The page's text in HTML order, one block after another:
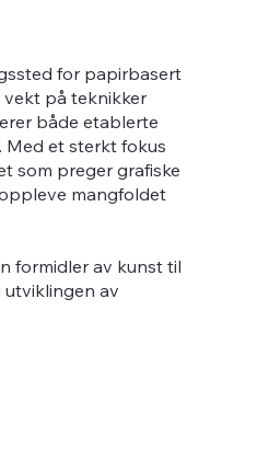
for papirbasert
på teknikker
både etablerte
et sterkt fokus
som preger grafiske
mangfoldet
formidler av kunst til
utviklingen av